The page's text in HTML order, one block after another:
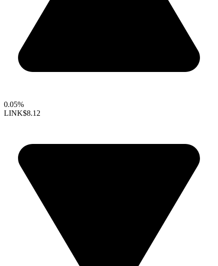
0.05%
LINK$8.12